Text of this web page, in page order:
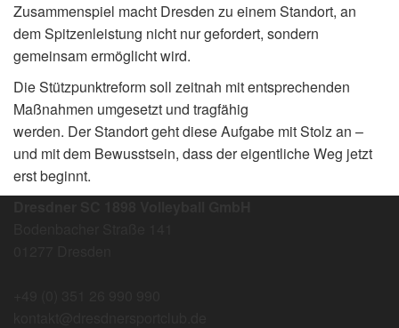
Zusammenspiel macht Dresden zu einem Standort, an
dem Spitzenleistung nicht nur gefordert, sondern
gemeinsam ermöglicht wird.
Die Stützpunktreform soll zeitnah mit entsprechenden
Maßnahmen umgesetzt und tragfähig
werden. Der Standort geht diese Aufgabe mit Stolz an –
und mit dem Bewusstsein, dass der eigentliche Weg jetzt
erst beginnt.